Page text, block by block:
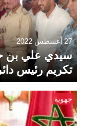
27 أغسطس 2022
سيدي علي بن
تكريم رئيس
جهوية